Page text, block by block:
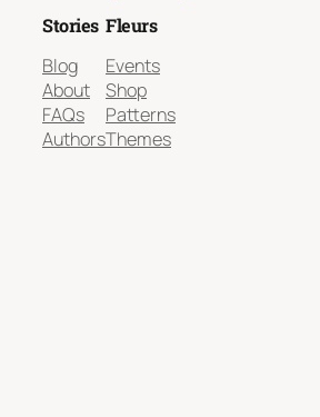
Stories
Blog
About
FAQs
Authors
Fleurs
Events
Shop
Patterns
Themes